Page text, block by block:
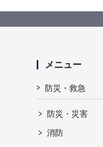
メニュー
防災・救急
防災・災害
消防